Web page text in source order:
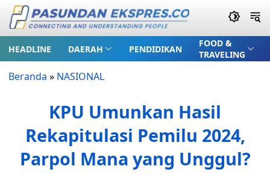
HEADLINE DAERAH PENDIDIKAN
FOOD &
TRAVELING
Beranda » NASIONAL
KPU Umunkan Hasil
Rekapitulasi Pemilu 2024,
Parpol Mana yang Unggul?